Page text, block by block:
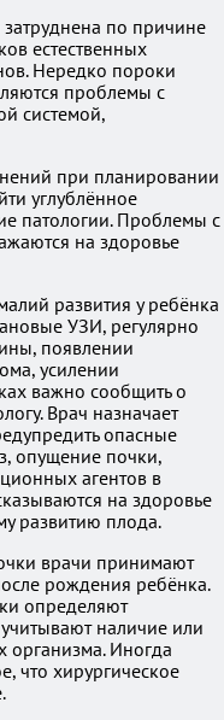
по причине
естественных
Нередко пороки
проблемы с
системой,
при планировании
углублённое
патологии. Проблемы с
на здоровье
развития у ребёнка
УЗИ, регулярно
появлении
усилении
важно сообщить о
Врач назначает
опасные
опущение почки,
агентов в
на здоровье
развитию плода.
врачи принимают
рождения ребёнка.
определяют
наличие или
организма. Иногда
что хирургическое